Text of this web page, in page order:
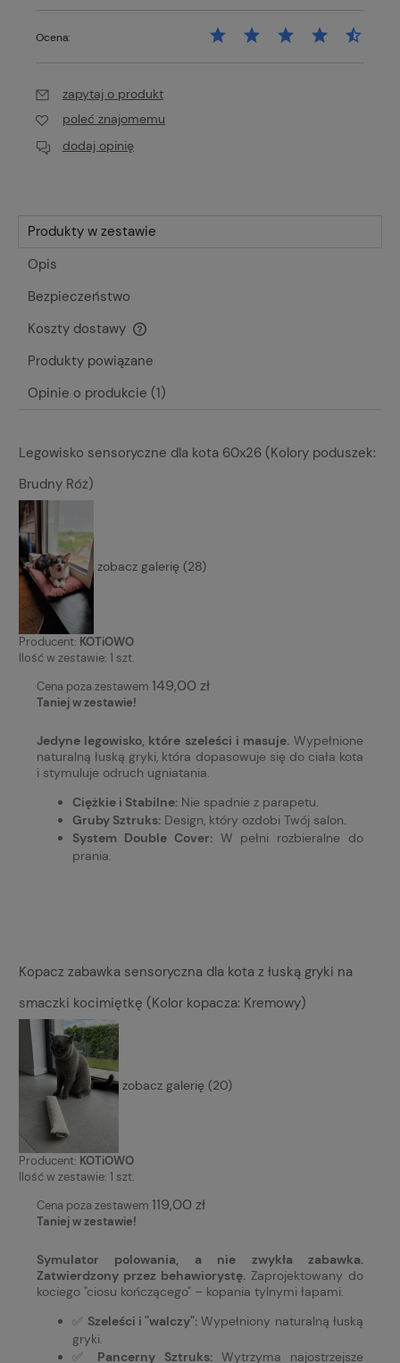
Ocena:
zapytaj o produkt
poleć znajomemu
dodaj opinię
Produkty w zestawie
Opis
Bezpieczeństwo
Koszty dostawy
Cena nie zawiera ewentualnych kosztów płatności
Produkty powiązane
Opinie o produkcie (1)
Legowisko sensoryczne dla kota 60x26 (Kolory poduszek:
Brudny Róż)
zobacz galerię (28)
Producent: KOTiOWO
Ilość w zestawie: 1 szt.
Cena poza zestawem 149,00 zł
Taniej w zestawie!
Jedyne legowisko, które szeleści i masuje.Wypełnione
naturalną łuską gryki, która dopasowuje się do ciała kota
i stymuluje odruch ugniatania.
Ciężkie i Stabilne: Nie spadnie z parapetu.
Gruby Sztruks: Design, który ozdobi Twój salon.
System Double Cover:W pełni rozbieralne do
prania.
Kopacz zabawka sensoryczna dla kota z łuską gryki na
smaczki kocimiętkę (Kolor kopacza: Kremowy)
zobacz galerię (20)
Producent: KOTiOWO
Ilość w zestawie: 1 szt.
Cena poza zestawem 119,00 zł
Taniej w zestawie!
Symulator polowania, a nie zwykła zabawka.
Zatwierdzony przez behawiorystę. Zaprojektowany do
kociego "ciosu kończącego" – kopania tylnymi łapami.
✅ Szeleści i "walczy": Wypełniony naturalną łuską
gryki.
✅ Pancerny Sztruks:Wytrzyma najostrzejsze